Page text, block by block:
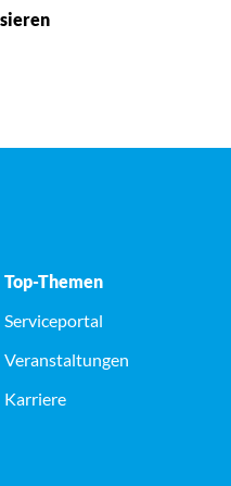
Top-Themen
Serviceportal
Veranstaltungen
Karriere